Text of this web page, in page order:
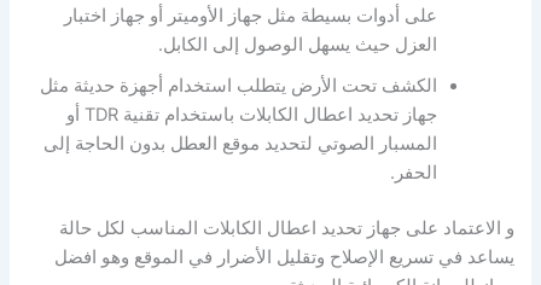
على أدوات بسيطة مثل جهاز الأوميتر أو جهاز اختبار
العزل حيث يسهل الوصول إلى الكابل.
الكشف تحت الأرض يتطلب استخدام أجهزة حديثة مثل
جهاز تحديد اعطال الكابلات باستخدام تقنية TDR أو
المسبار الصوتي لتحديد موقع العطل بدون الحاجة إلى
الحفر.
و الاعتماد على جهاز تحديد اعطال الكابلات المناسب لكل حالة
يساعد في تسريع الإصلاح وتقليل الأضرار في الموقع وهو افضل